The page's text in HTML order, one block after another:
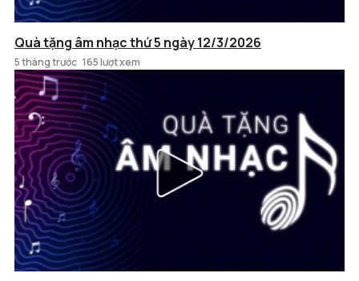
Quà tặng âm nhạc thứ 5 ngày 12/3/2026
5 tháng trước 165 lượt xem